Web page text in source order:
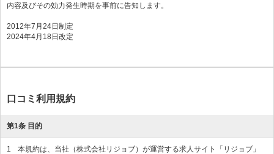
内容及びその効力発生時期を事前に告知します。
2012年7月24日制定
2024年4月18日改定
口コミ利用規約
第1条 目的
1
本規約は、当社（株式会社リジョブ）が運営する求人サイト「リジョブ」